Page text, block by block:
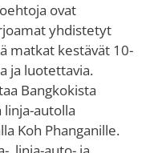
ovat
yhdistetyt
matkat kestävät 10-
ja luotettavia.
Bangkokista
linja-autolla
Koh Phanganille.